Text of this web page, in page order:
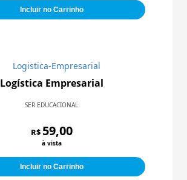
Incluir no Carrinho
Logística Empresarial
SER EDUCACIONAL
R$ 59,00
à vista
Incluir no Carrinho